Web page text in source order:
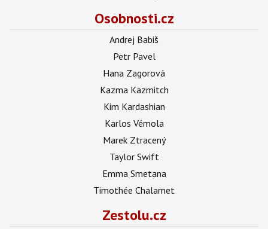
Osobnosti.cz
Andrej Babiš
Petr Pavel
Hana Zagorová
Kazma Kazmitch
Kim Kardashian
Karlos Vémola
Marek Ztracený
Taylor Swift
Emma Smetana
Timothée Chalamet
Zestolu.cz